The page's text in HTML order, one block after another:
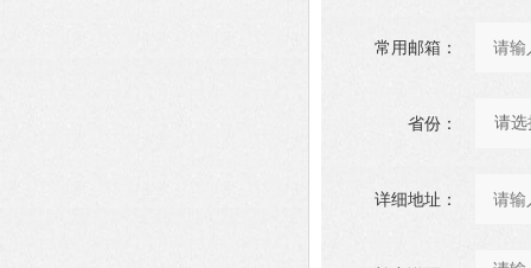
常用邮箱：
省份：
详细地址：